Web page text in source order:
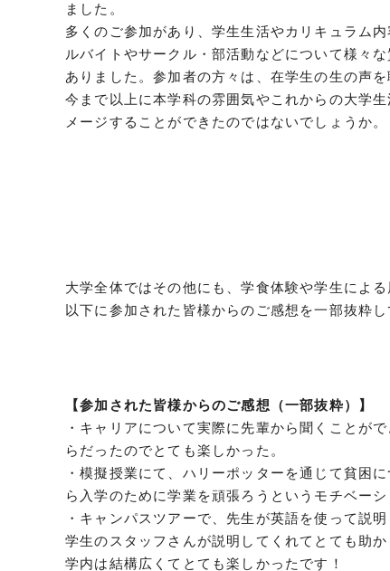
ました。
多くのご参加があり、学生生活やカリキュラム内
ルバイトやサークル・部活動などについて様々
ありました。参加者の方々は、在学生の生の声を
今まで以上に本学科の雰囲気やこれからの大学生
メージすることができたのではないでしょうか。
大学全体ではその他にも、学食体験や学生によ
以下に参加された皆様からのご感想を一部抜粋し
【参加された皆様からのご感想（一部抜粋）】
・キャリアについて実際に先輩から聞くことが
らだったのでとても楽しかった。
・模擬授業にて、ハリーポッターを通じて貧困
ら入学のために学業を頑張ろうというモチベーシ
・キャンパスツアーで、先生が英語を使って説
学生のスタッフさんが説明してくれてとても助
学内は結構広くてとても楽しかったです！